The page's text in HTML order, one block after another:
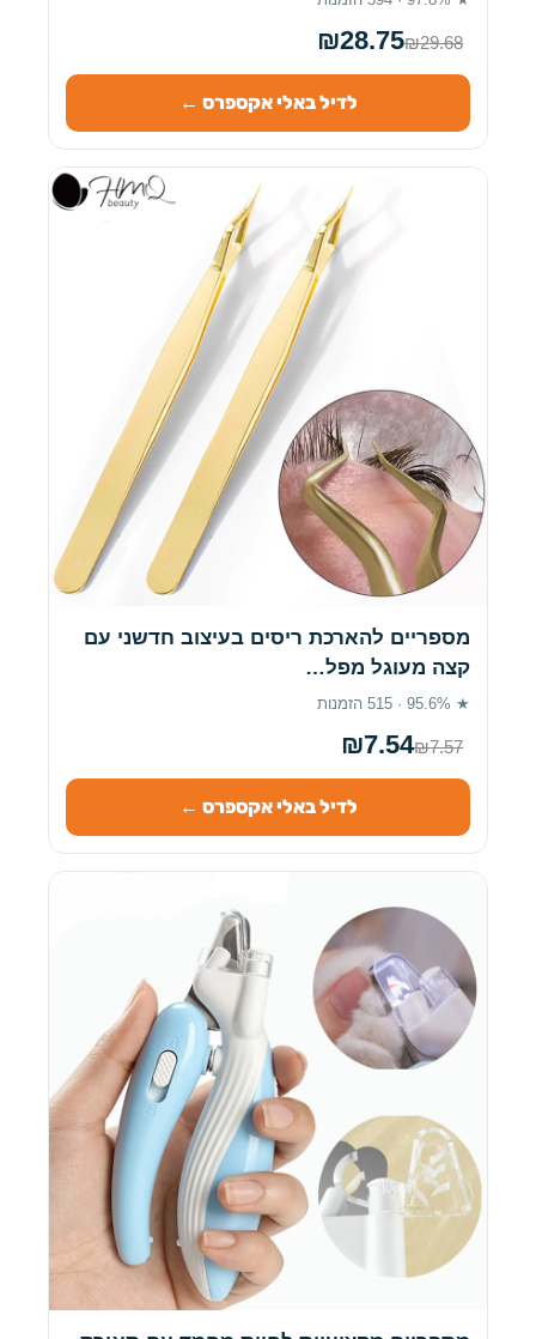
₪28.75₪29.68
לדיל באלי אקספרס ←
מספריים להארכת ריסים בעיצוב חדשני עם
קצה מעוגל מפל…
★ 95.6% · 515 הזמנות
₪7.54₪7.57
לדיל באלי אקספרס ←